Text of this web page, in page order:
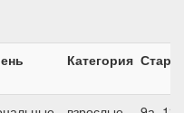
Категория Старт